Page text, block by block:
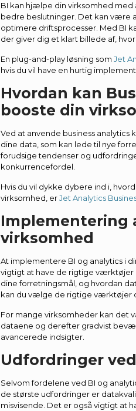
BI kan hjælpe din virksomhed med
bedre beslutninger. Det kan være
optimere driftsprocesser. Med BI
der giver dig et klart billede af,
En plug-and-play løsning som Jet
hvis du vil have en hurtig
Hvordan kan
booste din
Ved at anvende business
dine data, som kan lede til nye
forudsige tendenser og
konkurrencefordel.
Hvis du vil dykke dybere ind i,
virksomhed, erJet Analytics
Implementering
virksomhed
At implementere BI og analytics i
vigtigt at have de rigtige
dine forretningsmål, og hvordan
kan du vælge de rigtige værktøjer
For mange virksomheder kan det
dataene og derefter gradvist
avancerede indsigter.
Udfordringer
Selvom fordelene ved BI og
de største udfordringer er
misvisende. Det er også vigtigt at